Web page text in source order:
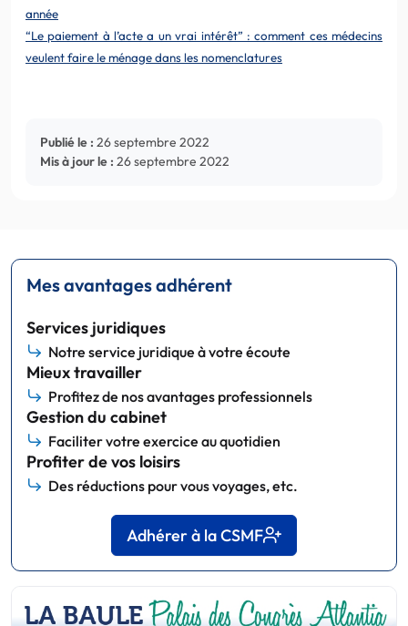
année
“Le paiement à l’acte a un vrai intérêt” : comment ces médecins
veulent faire le ménage dans les nomenclatures
Publié le : 26 septembre 2022
Mis à jour le : 26 septembre 2022
Mes avantages adhérent
Services juridiques
Notre service juridique à votre écoute
Mieux travailler
Profitez de nos avantages professionnels
Gestion du cabinet
Faciliter votre exercice au quotidien
Profiter de vos loisirs
Des réductions pour vous voyages, etc.
Adhérer à la CSMF